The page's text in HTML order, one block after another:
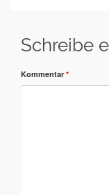
Schreibe
Kommentar *